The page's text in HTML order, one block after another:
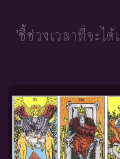
"ชี้ช่วงเวลาที่จะไ